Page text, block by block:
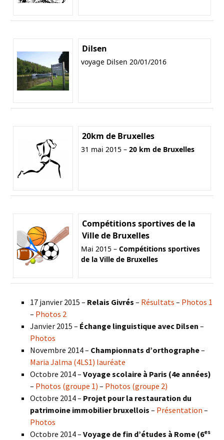
Dilsen
voyage Dilsen 20/01/2016
20km de Bruxelles
31 mai 2015 – 20 km de Bruxelles
Compétitions sportives de la
Ville de Bruxelles
Mai 2015 – Compétitions sportives
de la Ville de Bruxelles
17 janvier 2015 – Relais Givrés – Résultats – Photos 1
– Photos 2
Janvier 2015 – Échange linguistique avec Dilsen –
Photos
Novembre 2014 – Championnats d’orthographe–
Maria Jalma (4LS1) lauréate
Octobre 2014 – Voyage scolaire à Paris (4e années)
– Photos (groupe 1) – Photos (groupe 2)
Octobre 2014 – Projet pour la restauration du
patrimoine immobilier bruxellois – Présentation –
Photos
Octobre 2014 – Voyage de fin d’études à Rome (6es